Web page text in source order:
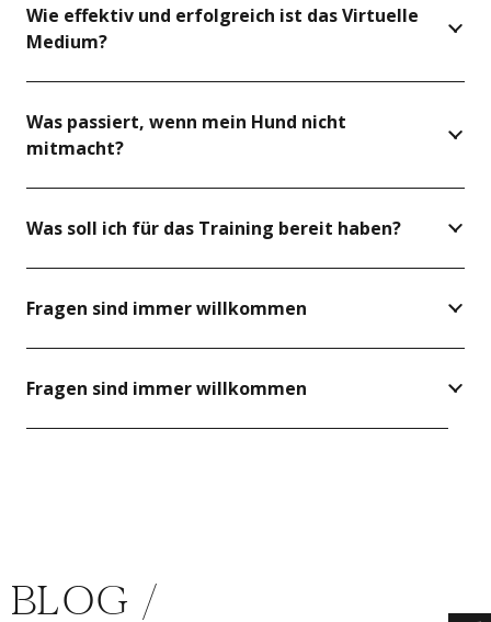
Wie effektiv und erfolgreich ist das Virtuelle
Medium?
Was passiert, wenn mein Hund nicht
mitmacht?
Was soll ich für das Training bereit haben?
Fragen sind immer willkommen
Fragen sind immer willkommen
BLOG /